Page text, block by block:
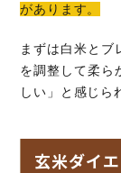
があります。
まずは白米とブ
を調整して柔ら
しい」と感じら
玄米ダイ